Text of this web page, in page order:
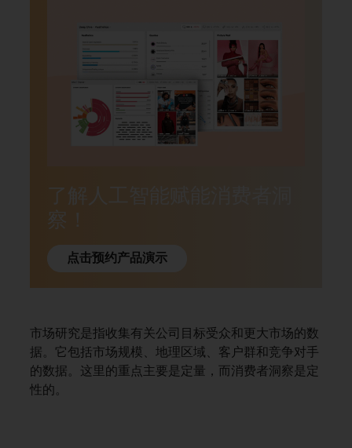
了解人工智能赋能消费者洞
察！
点击预约产品演示
市场研究是指收集有关公司目标受众和更大市场的数
据。它包括市场规模、地理区域、客户群和竞争对手
的数据。这里的重点主要是定量，而消费者洞察是定
性的。